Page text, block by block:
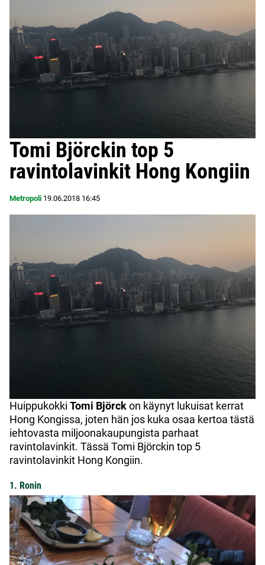
Tomi Björckin top 5
ravintolavinkit Hong Kongiin
Metropoli 19.06.2018 16:45
Huippukokki Tomi Björckon käynyt lukuisat kerrat
Hong Kongissa, joten hän jos kuka osaa kertoa tästä
iehtovasta miljoonakaupungista parhaat
ravintolavinkit. Tässä Tomi Björckin top 5
ravintolavinkit Hong Kongiin.
1. Ronin